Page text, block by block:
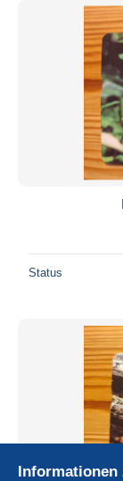
Status
Informationen